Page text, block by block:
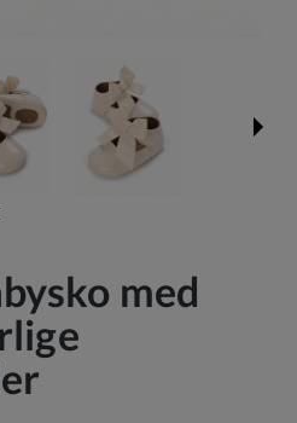
med